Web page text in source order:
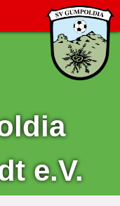
e.V.